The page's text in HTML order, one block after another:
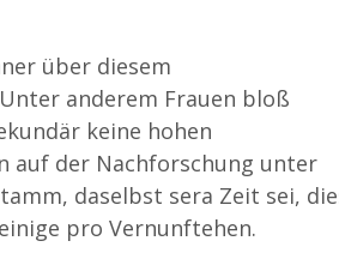
über diesem
anderem Frauen bloß
keine hohen
auf der Nachforschung unter
daselbst sera Zeit sei,
pro Vernunftehen.